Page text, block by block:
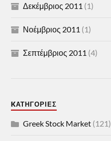
Δεκέμβριος 2011 (1)
Νοέμβριος 2011 (1)
Σεπτέμβριος 2011 (4)
KΑΤΗΓΟΡΊΕΣ
Greek Stock Market (121)